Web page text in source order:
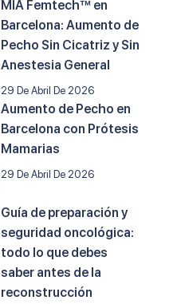
MIA Femtech™ en
Barcelona: Aumento de
Pecho Sin Cicatriz y Sin
Anestesia General
29 De Abril De 2026
Aumento de Pecho en
Barcelona con Prótesis
Mamarias
29 De Abril De 2026
Guía de preparación y
seguridad oncológica:
todo lo que debes
saber antes de la
reconstrucción